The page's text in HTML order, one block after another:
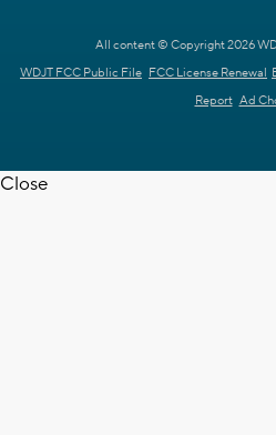
All content © Copyright 2026
WDJT FCC Public File FCC License Renewal
Report Ad
Close